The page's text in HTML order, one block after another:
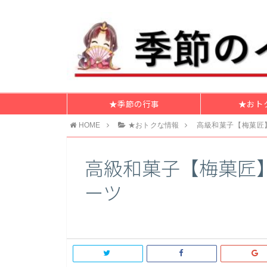
★季節の行事 ★おト
HOME ★おトクな情報 高級和菓子【梅菓
高級和菓子【梅菓匠
ーツ